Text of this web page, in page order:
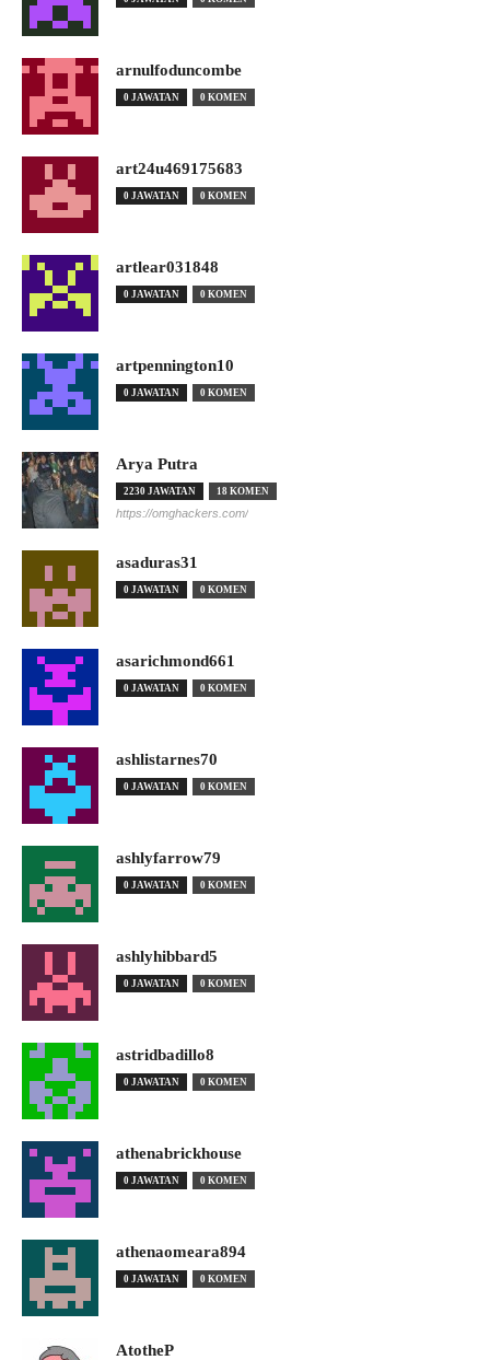
arnulfoduncombe
0 JAWATAN 0 KOMEN
art24u469175683
0 JAWATAN 0 KOMEN
artlear031848
0 JAWATAN 0 KOMEN
artpennington10
0 JAWATAN 0 KOMEN
Arya Putra
2230 JAWATAN 18 KOMEN
https://omghackers.com/
asaduras31
0 JAWATAN 0 KOMEN
asarichmond661
0 JAWATAN 0 KOMEN
ashlistarnes70
0 JAWATAN 0 KOMEN
ashlyfarrow79
0 JAWATAN 0 KOMEN
ashlyhibbard5
0 JAWATAN 0 KOMEN
astridbadillo8
0 JAWATAN 0 KOMEN
athenabrickhouse
0 JAWATAN 0 KOMEN
athenaomeara894
0 JAWATAN 0 KOMEN
AtotheP